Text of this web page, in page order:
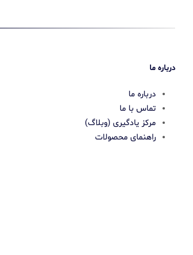
درباره ما
درباره ما
تماس با ما
مرکز یادگیری (وبلاگ)
راهنمای محصولات